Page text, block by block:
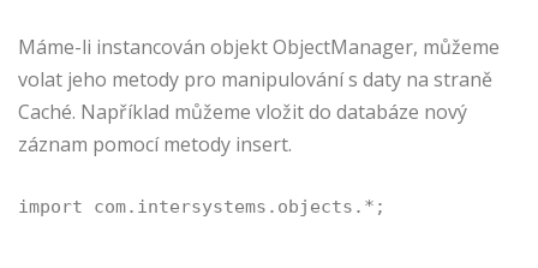
Máme-li instancován objekt ObjectManager, můžeme
volat jeho metody pro manipulování s daty na straně
Caché. Například můžeme vložit do databáze nový
záznam pomocí metody insert.
import com.intersystems.objects.*;